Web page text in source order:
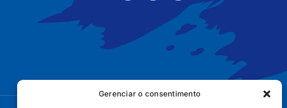
Gerenciar o consentimento